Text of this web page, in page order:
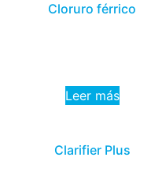
Cloruro férrico
Leer más
Clarifier Plus